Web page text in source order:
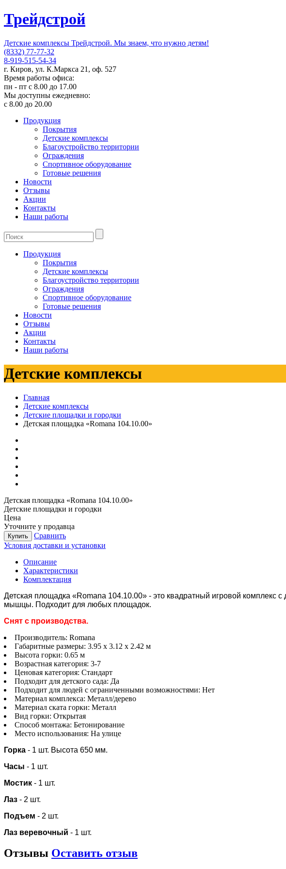
Трейдстрой
Детские комплексы Трейдстрой. Мы знаем, что нужно детям!
(8332) 77-77-32
8-919-515-54-34
г. Киров, ул. К.Маркса 21, оф. 527
Время работы офиса:
пн - пт с 8.00 до 17.00
Мы доступны ежедневно:
с 8.00 до 20.00
Продукция
Покрытия
Детские комплексы
Благоустройство территории
Ограждения
Спортивное оборудование
Готовые решения
Новости
Отзывы
Акции
Контакты
Наши работы
Продукция
Покрытия
Детские комплексы
Благоустройство территории
Ограждения
Спортивное оборудование
Готовые решения
Новости
Отзывы
Акции
Контакты
Наши работы
Детские комплексы
Главная
Детские комплексы
Детские площадки и городки
Детская площадка «Romana 104.10.00»
Детская площадка «Romana 104.10.00»
Детские площадки и городки
Цена
Уточните у продавца
Купить
Сравнить
Условия доставки и установки
Описание
Характеристики
Комплектация
Детская площадка «Romana 104.10.00» - это квадратный игровой комплекс
мышцы. Подходит для любых площадок.
Снят с производства.
Производитель: Romana
Габаритные размеры: 3.95 х 3.12 х 2.42 м
Высота горки: 0.65 м
Возрастная категория: 3-7
Ценовая категория: Стандарт
Подходит для детского сада: Да
Подходит для людей с ограниченными возможностями: Нет
Материал комплекса: Металл/дерево
Материал ската горки: Металл
Вид горки: Открытая
Способ монтажа: Бетонирование
Место использования: На улице
Горка - 1 шт. Высота 650 мм.
Часы - 1 шт.
Мостик - 1 шт.
Лаз - 2 шт.
Подъем - 2 шт.
Лаз веревочный - 1 шт.
Отзывы Оставить отзыв